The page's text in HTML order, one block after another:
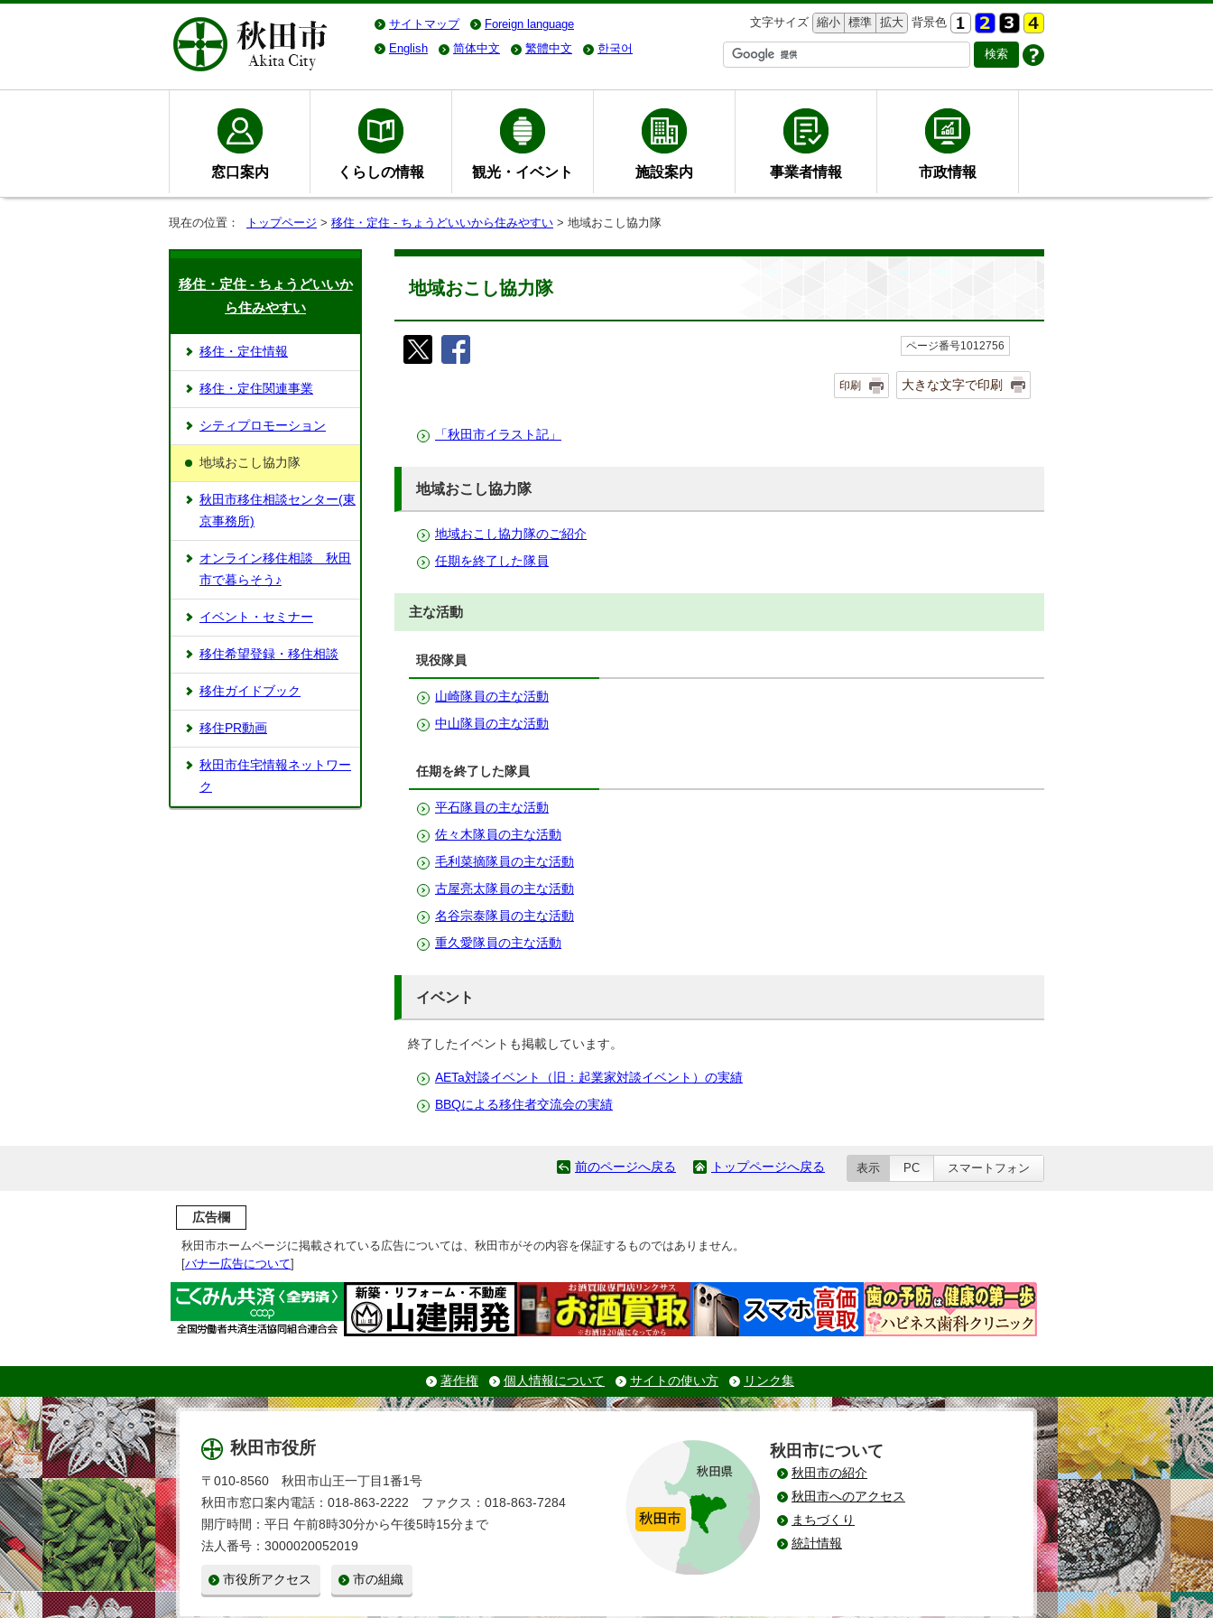
サイトマップ Foreign language 文字サイズ 縮小 標準 拡大 背景色
English
简体中文 繁體中文 한국어
窓口案内 くらしの情報 観光・イベント 施設案内 事業者情報 市政情報
現在の位置： トップページ > 移住・定住 - ちょうどいいから住みやすい > 地域おこし協力隊
地域おこし協力隊
ページ番号1012756
印刷 大きな文字で印刷
「秋田市イラスト記」
地域おこし協力隊
地域おこし協力隊のご紹介
任期を終了した隊員
主な活動
現役隊員
山崎隊員の主な活動
中山隊員の主な活動
任期を終了した隊員
平石隊員の主な活動
佐々木隊員の主な活動
毛利菜摘隊員の主な活動
古屋亮太隊員の主な活動
名谷宗泰隊員の主な活動
重久愛隊員の主な活動
イベント
終了したイベントも掲載しています。
AETa対談イベント（旧：起業家対談イベント）の実績
BBQによる移住者交流会の実績
移住・定住 - ちょうどいいか
ら住みやすい
移住・定住情報
移住・定住関連事業
シティプロモーション
地域おこし協力隊
秋田市移住相談センター(東
京事務所)
オンライン移住相談 秋田
市で暮らそう♪
イベント・セミナー
移住希望登録・移住相談
移住ガイドブック
移住PR動画
秋田市住宅情報ネットワー
ク
前のページへ戻る トップページへ戻る 表示 PC スマートフォン
広告欄
秋田市ホームページに掲載されている広告については、秋田市がその内容を保証するものではありません。
[バナー広告について]
著作権 個人情報について サイトの使い方 リンク集
秋田市役所
〒010-8560 秋田市山王一丁目1番1号
秋田市窓口案内電話：018-863-2222 ファクス：018-863-7284
開庁時間：平日 午前8時30分から午後5時15分まで
法人番号：3000020052019
市役所アクセス 市の組織
秋田市について
秋田市の紹介
秋田市へのアクセス
まちづくり
統計情報